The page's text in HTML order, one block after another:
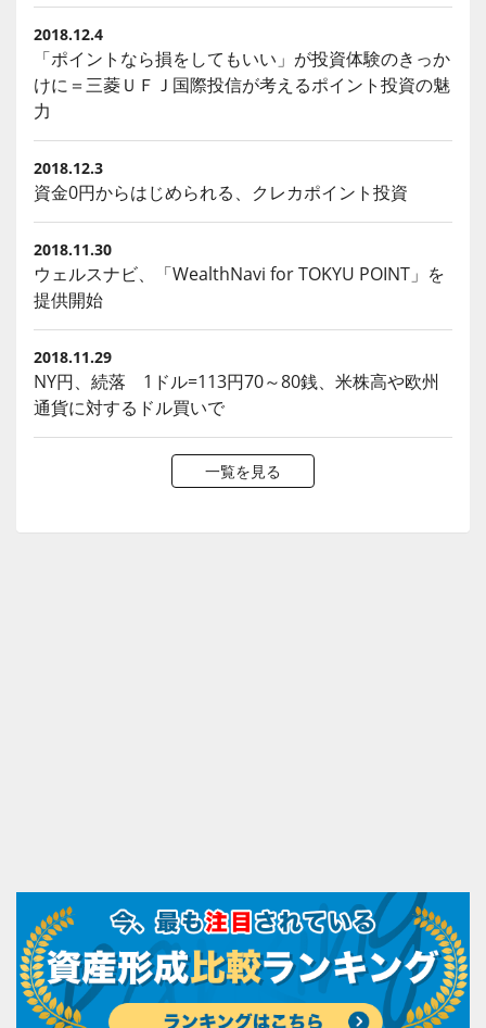
2018.12.4
「ポイントなら損をしてもいい」が投資体験のきっか
けに＝三菱ＵＦＪ国際投信が考えるポイント投資の魅
力
2018.12.3
資金0円からはじめられる、クレカポイント投資
2018.11.30
ウェルスナビ、「WealthNavi for TOKYU POINT」を
提供開始
2018.11.29
NY円、続落 1ドル=113円70～80銭、米株高や欧州
通貨に対するドル買いで
一覧を見る